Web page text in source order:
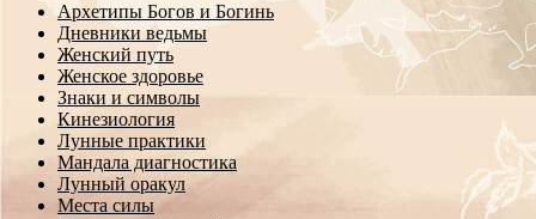
Архетипы Богов и Богинь
Дневники ведьмы
Женский путь
Женское здоровье
Знаки и символы
Кинезиология
Лунные практики
Мандала диагностика
Лунный оракул
Места силы